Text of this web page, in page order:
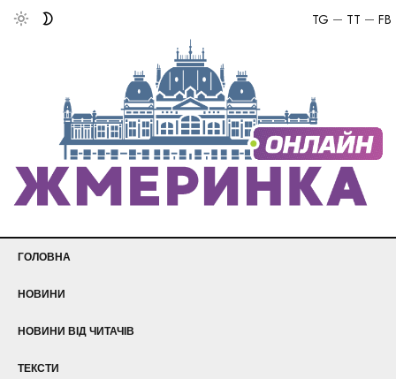
FB
TT
TG
ГОЛОВНА
НОВИНИ
НОВИНИ ВІД ЧИТАЧІВ
ТЕКСТИ